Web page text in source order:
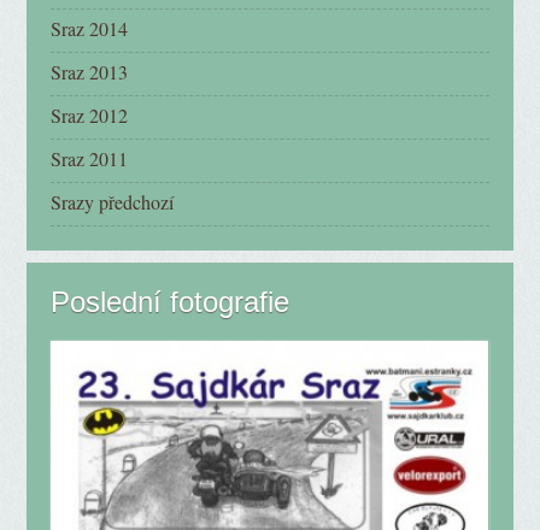
Sraz 2014
Sraz 2013
Sraz 2012
Sraz 2011
Srazy předchozí
Poslední fotografie